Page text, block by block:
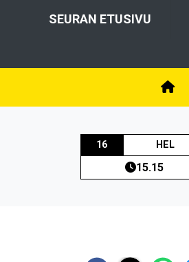
SEURAN ETUSIVU
16 HEL
15.15